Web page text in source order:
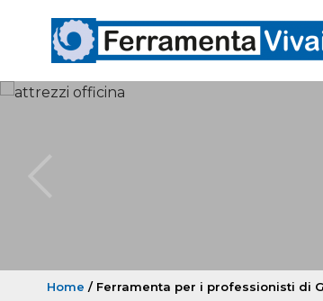
Home / Ferramenta per i professionisti di